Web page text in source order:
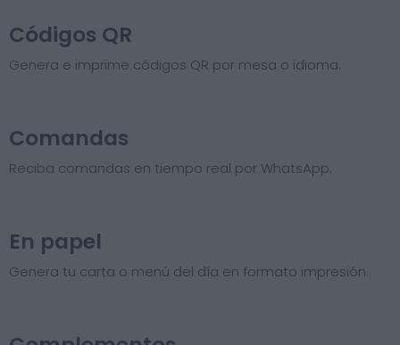
Códigos QR
Genera e imprime códigos QR por mesa o idioma.
Comandas
Reciba comandas en tiempo real por WhatsApp.
En papel
Genera tu carta o menú del día en formato impresión.